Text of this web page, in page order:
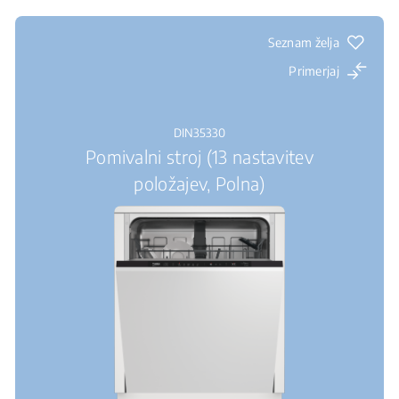
Seznam želja
Primerjaj
DIN35330
Pomivalni stroj (13 nastavitev
položajev, Polna)